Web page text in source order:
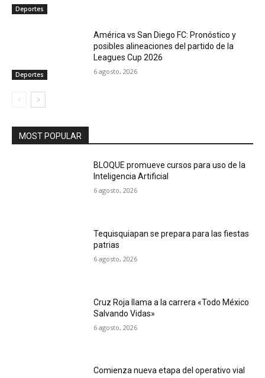
Deportes
Deportes
América vs San Diego FC: Pronóstico y
posibles alineaciones del partido de la
Leagues Cup 2026
6 agosto, 2026
MOST POPULAR
BLOQUE promueve cursos para uso de la
Inteligencia Artificial
6 agosto, 2026
Tequisquiapan se prepara para las fiestas
patrias
6 agosto, 2026
Cruz Roja llama a la carrera «Todo México
Salvando Vidas»
6 agosto, 2026
Comienza nueva etapa del operativo vial